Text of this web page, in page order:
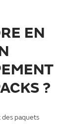
EN
?
des paquets